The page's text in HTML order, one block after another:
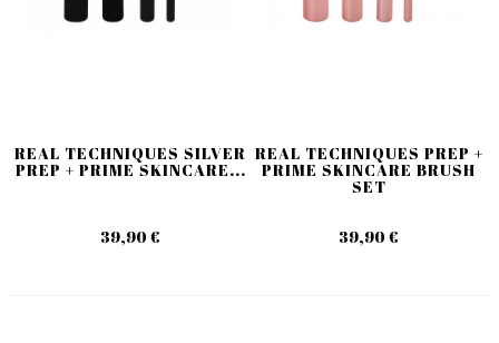
REAL TECHNIQUES SILVER
PREP + PRIME SKINCARE...
39,90 €
REAL TECHNIQUES PREP +
PRIME SKINCARE BRUSH
SET
39,90 €